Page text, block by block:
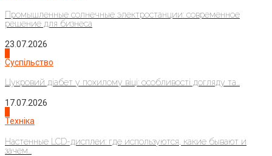
Промышленные солнечные электростанции: современное
решение для бизнеса
23.07.2026
Суспільство
Цукровий діабет у похилому віці: особливості догляду та...
17.07.2026
Техніка
Настенные LCD-дисплеи: где используются, какие бывают и
зачем...